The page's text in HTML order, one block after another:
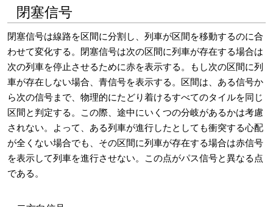
閉塞信号
閉塞信号は線路を区間に分割し、列車が区間を移動するのに合
わせて変化する。閉塞信号は次の区間に列車が存在する場合は
次の列車を停止させるために赤を表示する。もし次の区間に列
車が存在しない場合、青信号を表示する。区間は、ある信号か
ら次の信号まで、物理的にたどり着けるすべてのタイルを同じ
区間と判定する。この際、途中にいくつの分岐があるかは考慮
されない。よって、ある列車が進行したとしても衝突する心配
が全くない場合でも、その区間に列車が存在する場合は赤信号
を表示して列車を進行させない。この点がパス信号と異なる点
である。